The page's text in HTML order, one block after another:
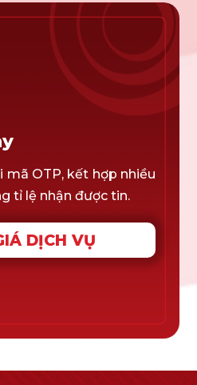
mã OTP, kết hợp nhiều
tỉ lệ nhận được tin.
DỊCH VỤ